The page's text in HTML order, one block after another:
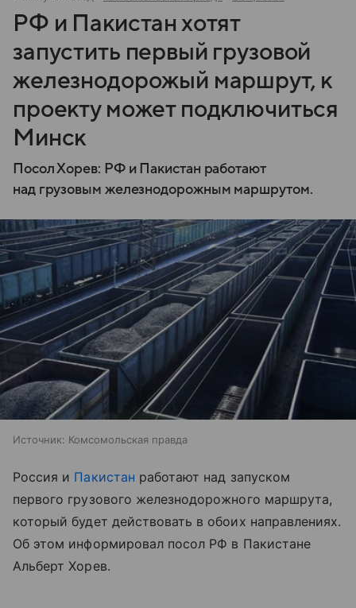
РФ и Пакистан хотят
запустить первый грузовой
железнодорожый маршрут, к
проекту может подключиться
Минск
Посол Хорев: РФ и Пакистан работают
над грузовым железнодорожным маршрутом.
Источник: Комсомольская правда
Россия и Пакистан работают над запуском
первого грузового железнодорожного маршрута,
который будет действовать в обоих направлениях.
Об этом информировал посол РФ в Пакистане
Альберт Хорев.